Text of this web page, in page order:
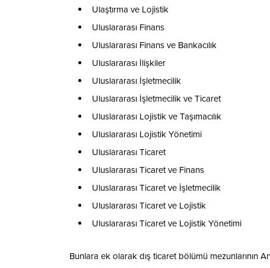
Ulaştırma ve Lojistik
Uluslararası Finans
Uluslararası Finans ve Bankacılık
Uluslararası İlişkiler
Uluslararası İşletmecilik
Uluslararası İşletmecilik ve Ticaret
Uluslararası Lojistik ve Taşımacılık
Uluslararası Lojistik Yönetimi
Uluslararası Ticaret
Uluslararası Ticaret ve Finans
Uluslararası Ticaret ve İşletmecilik
Uluslararası Ticaret ve Lojistik
Uluslararası Ticaret ve Lojistik Yönetimi
Bunlara ek olarak dış ticaret bölümü mezunlarının